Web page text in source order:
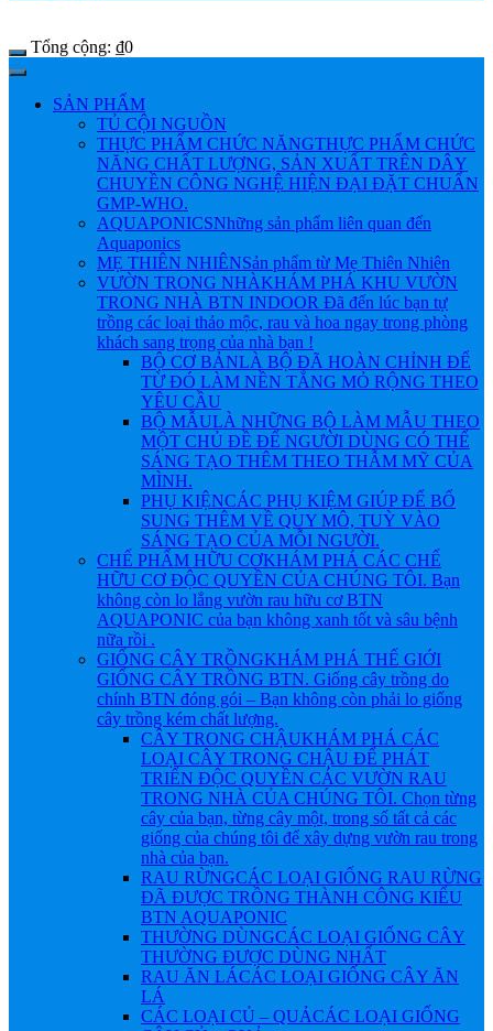
Tổng cộng: ₫0
SẢN PHẨM
TỦ CỘI NGUỒN
THỰC PHẨM CHỨC NĂNGTHỰC PHẨM CHỨC
NĂNG CHẤT LƯỢNG, SẢN XUẤT TRÊN DÂY
CHUYỀN CÔNG NGHỆ HIỆN ĐẠI ĐẶT CHUẨN
GMP-WHO.
AQUAPONICSNhững sản phẩm liên quan đến
Aquaponics
MẸ THIÊN NHIÊNSản phẩm từ Mẹ Thiên Nhiên
VƯỜN TRONG NHÀKHÁM PHÁ KHU VƯỜN
TRONG NHÀ BTN INDOOR Đã đến lúc bạn tự
trồng các loại thảo mộc, rau và hoa ngay trong phòng
khách sang trọng của nhà bạn !
BỘ CƠ BẢNLÀ BỘ ĐÃ HOÀN CHỈNH ĐỂ
TỪ ĐÓ LÀM NỀN TẲNG MỎ RỘNG THEO
YÊU CẦU
BỘ MẪULÀ NHỮNG BỘ LÀM MẪU THEO
MỘT CHỦ ĐỀ ĐỂ NGƯỜI DÙNG CÓ THỂ
SÁNG TẠO THÊM THEO THẪM MỸ CỦA
MÌNH.
PHỤ KIỆNCÁC PHỤ KIỆM GIÚP ĐỂ BỔ
SUNG THÊM VỀ QUY MÔ, TUỲ VÀO
SÁNG TẠO CỦA MỖI NGƯỜI.
CHẾ PHẨM HỮU CƠKHÁM PHÁ CÁC CHẾ
HỮU CƠ ĐỘC QUYỀN CỦA CHÚNG TÔI. Bạn
không còn lo lắng vườn rau hữu cơ BTN
AQUAPONIC của bạn không xanh tốt và sâu bệnh
nữa rồi .
GIỐNG CÂY TRỒNGKHÁM PHÁ THẾ GIỚI
GIỐNG CÂY TRỒNG BTN. Giống cây trồng do
chính BTN đóng gói – Bạn không còn phải lo giống
cây trồng kém chất lượng.
CÂY TRONG CHẬUKHÁM PHÁ CÁC
LOẠI CÂY TRONG CHẬU ĐỂ PHÁT
TRIỂN ĐỘC QUYỀN CÁC VƯỜN RAU
TRONG NHÀ CỦA CHÚNG TÔI. Chọn từng
cây của bạn, từng cây một, trong số tất cả các
giống của chúng tôi để xây dựng vườn rau trong
nhà của bạn.
RAU RỪNGCÁC LOẠI GIỐNG RAU RỪNG
ĐÃ ĐƯỢC TRỒNG THÀNH CÔNG KIỂU
BTN AQUAPONIC
THƯỜNG DÙNGCÁC LOẠI GIỐNG CÂY
THƯỜNG ĐƯỢC DÙNG NHẤT
RAU ĂN LÁCÁC LOẠI GIỐNG CÂY ĂN
LÁ
CÁC LOẠI CỦ – QUẢCÁC LOẠI GIỐNG